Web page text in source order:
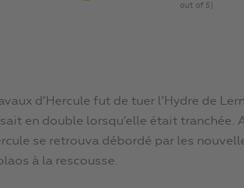
out of 5)
d’Hercule fut de tuer l’Hydre de
en double lorsqu’elle était tranchée.
se retrouva débordé par les
à la rescousse.